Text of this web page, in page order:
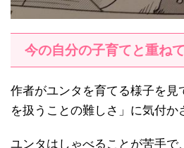
今の自分の子育てと重ね
作者がユンタを育てる様子を見
を扱うことの難しさ」に気付か
ユンタはしゃべることが苦手で